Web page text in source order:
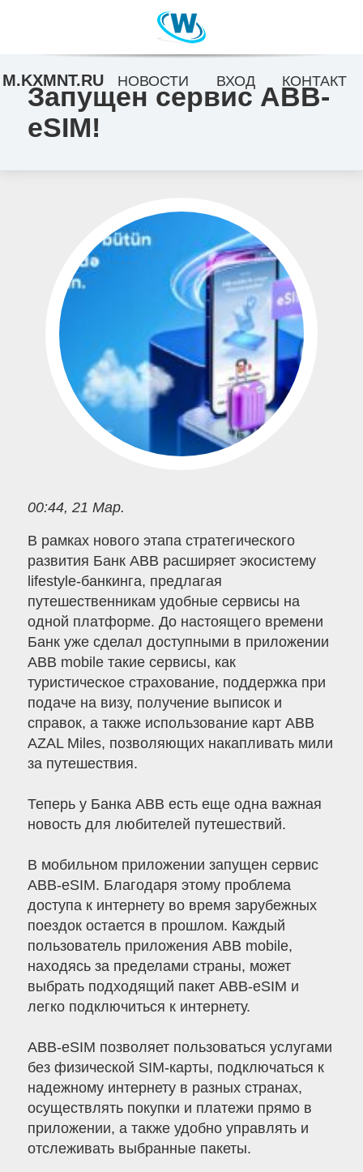
Запущен сервис ABB-
eSIM!
00:44, 21 Мар.
В рамках нового этапа стратегического
развития Банк ABB расширяет экосистему
lifestyle-банкинга, предлагая
путешественникам удобные сервисы на
одной платформе. До настоящего времени
Банк уже сделал доступными в приложении
ABB mobile такие сервисы, как
туристическое страхование, поддержка при
подаче на визу, получение выписок и
справок, а также использование карт ABB
AZAL Miles, позволяющих накапливать мили
за путешествия.
Теперь у Банка ABB есть еще одна важная
новость для любителей путешествий.
В мобильном приложении запущен сервис
ABB-eSIM. Благодаря этому проблема
доступа к интернету во время зарубежных
поездок остается в прошлом. Каждый
пользователь приложения ABB mobile,
находясь за пределами страны, может
выбрать подходящий пакет ABB-eSIM и
легко подключиться к интернету.
ABB-eSIM позволяет пользоваться услугами
без физической SIM-карты, подключаться к
надежному интернету в разных странах,
осуществлять покупки и платежи прямо в
приложении, а также удобно управлять и
отслеживать выбранные пакеты.
M.KXMNT.RU НОВОСТИ ВХОД КОНТАКТ